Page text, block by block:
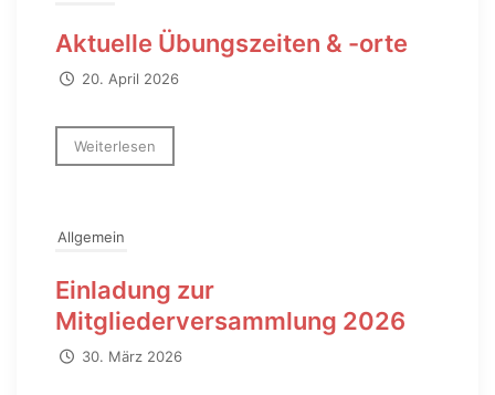
Aktuelle Übungszeiten & -orte
20. April 2026
Weiterlesen
Allgemein
Einladung zur
Mitgliederversammlung 2026
30. März 2026